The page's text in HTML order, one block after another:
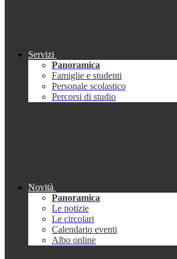
Servizi
Panoramica
Famiglie e studenti
Personale scolastico
Percorsi di studio
Novità
Panoramica
Le notizie
Le circolari
Calendario eventi
Albo online